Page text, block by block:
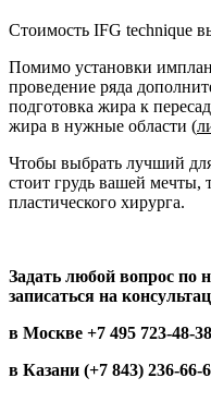
Стоимость IFG technique
Помимо установки
проведение ряда
подготовка жира к
жира в нужные области (
Чтобы выбрать лучший
стоит грудь вашей мечты,
пластического хирурга.
Задать любой вопрос по
записаться на
в Москве +7 495 723-48-38
в Казани (+7 843) 236-66-